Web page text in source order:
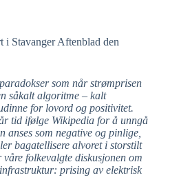
i Stavanger Aftenblad den
som når strømprisen
såkalt algoritme – kalt
for lovord og positivitet.
tid ifølge Wikipedia for å unngå
anses som negative og pinlige,
bagatellisere alvoret i storstilt
folkevalgte diskusjonen om
prising av elektrisk